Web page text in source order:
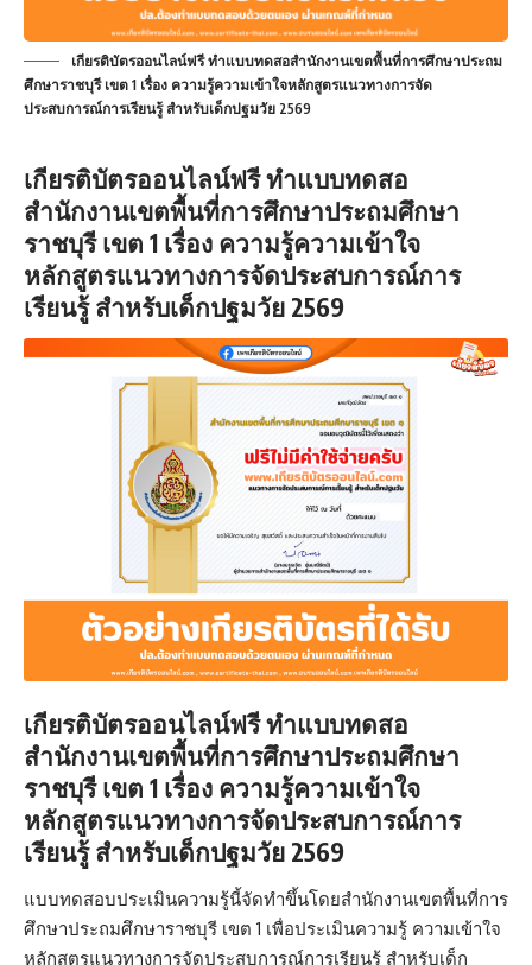
เกียรติบัตรออนไลน์ฟรี ทำแบบทดสอสำนักงานเขตพื้นที่การศึกษาประถม
ศึกษาราชบุรี เขต 1 เรื่อง ความรู้ความเข้าใจหลักสูตรแนวทางการจัด
ประสบการณ์การเรียนรู้ สำหรับเด็กปฐมวัย 2569
เกียรติบัตรออนไลน์ฟรีทำแบบทดสอ
สำนักงานเขตพื้นที่การศึกษาประถมศึกษา
ราชบุรี เขต 1 เรื่อง ความรู้ความเข้าใจ
หลักสูตรแนวทางการจัดประสบการณ์การ
เรียนรู้ สำหรับเด็กปฐมวัย 2569
เกียรติบัตรออนไลน์ฟรีทำแบบทดสอ
สำนักงานเขตพื้นที่การศึกษาประถมศึกษา
ราชบุรี เขต 1 เรื่อง ความรู้ความเข้าใจ
หลักสูตรแนวทางการจัดประสบการณ์การ
เรียนรู้ สำหรับเด็กปฐมวัย 2569
แบบทดสอบประเมินความรู้นี้จัดทำขึ้นโดยสำนักงานเขตพื้นที่การ
ศึกษาประถมศึกษาราชบุรี เขต 1 เพื่อประเมินความรู้ ความเข้าใจ
หลักสูตรแนวทางการจัดประสบการณ์การเรียนรู้ สำหรับเด็ก